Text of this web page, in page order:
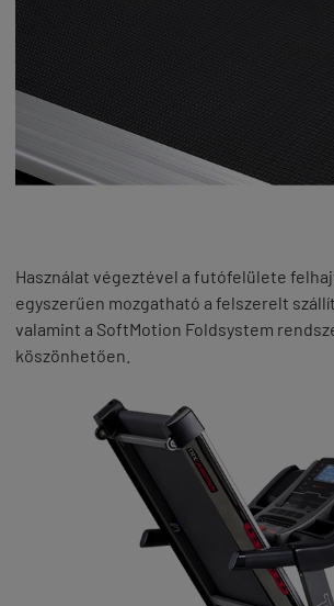
Használat végeztével a futófelülete
egyszerűen mozgatható a felszerelt
valamint a SoftMotion Foldsystem
köszönhetően.